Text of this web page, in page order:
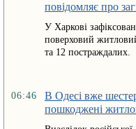
повідомляє про
У Харкові
поверховий
та 12 постраждалих.
06:46
В Одесі вже
пошкоджені